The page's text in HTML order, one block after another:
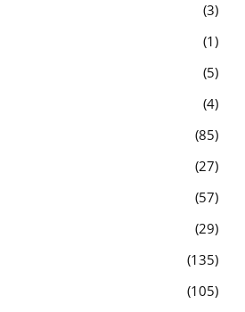
3
1
5
4
85
27
57
29
135
105